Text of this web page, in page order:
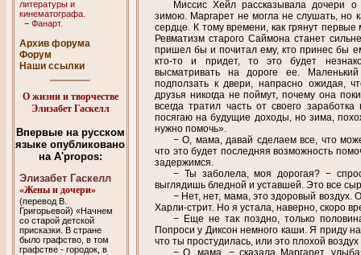
литературы и
кинематографа.
−Фанарт.
Архив форума
Форум
Наши ссылки
О жизни и творчестве
Элизабет Гаскелл
Впервые на русском
языке опубликовано
на A'propos:
Элизабет Гаскелл
«Жены и дочери»
(перевод В.
Григорьевой) «Начнем
со старой детской
присказки. В стране
было графство, в том
графстве - городок, в
Миссис Хейл рассказывала дочери
зимою. Маргарет не могла не слушать, но
сердце. К тому времени, как грянут
Ревматизм старого Саймона станет
пришел бы и почитал ему, кто принес бы
кто-то и придет, то это будет
высматривать на дороге ее.
подползать к двери, напрасно ожидая,
друзья никогда не поймут, почему она
всегда тратил часть от своего
посягаю на будущие доходы, но зима,
нужно помочь».
− О, мама, давай сделаем все, что
что это будет последняя возможность
задержимся.
− Ты заболела, моя дорогая? −
выглядишь бледной и уставшей. Это все
− Нет, нет, мама, это здоровый
Харли-стрит. Но я устала, наверно, скоро
− Еще не так поздно, только
Попроси у Диксон немного каши. Я приду
что ты простудилась, или это плохой
− О, мама, − сказала Маргарет,